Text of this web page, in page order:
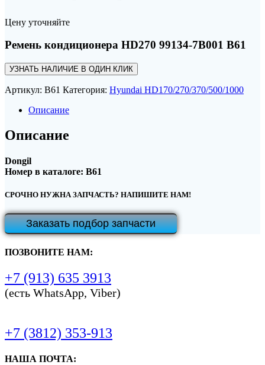
Цену уточняйте
Ремень кондиционера HD270 99134-7B001 B61
УЗНАТЬ НАЛИЧИЕ В ОДИН КЛИК
Артикул: B61 Категория: Hyundai HD170/270/370/500/1000
Описание
Описание
Dongil
Номер в каталоге: B61
СРОЧНО НУЖНА ЗАПЧАСТЬ? НАПИШИТЕ НАМ!
Заказать подбор запчасти
ПОЗВОНИТЕ НАМ:
+7 (913) 635 3913
(есть WhatsApp, Viber)
+7 (3812) 353-913
НАША ПОЧТА: